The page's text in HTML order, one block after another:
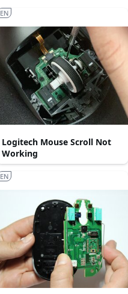
Logitech Mouse Scroll Not
Working
EN
EN